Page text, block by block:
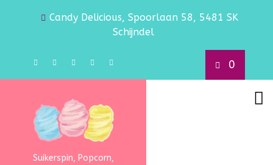
Candy Delicious, Spoorlaan 58, 5481 SK
Schijndel
0
Suikerspin, Popcorn,